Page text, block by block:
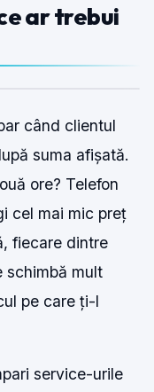
ar trebui
când clientul
suma afișată.
ore? Telefon
cel mai mic preț
fiecare dintre
schimbă mult
pe care ți-l
service-urile